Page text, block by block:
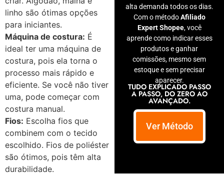
linho são ótimas opções
para iniciantes.
Máquina de costura: É
ideal ter uma máquina de
costura, pois ela torna o
processo mais rápido e
eficiente. Se você não tiver
uma, pode começar com
costura manual.
Fios: Escolha fios que
combinem com o tecido
escolhido. Fios de poliéster
são ótimos, pois têm alta
durabilidade.
alta demanda todos os dias.
Com o métodoAfiliado
Expert Shopee, você
aprende como indicar esses
produtos e ganhar
comissões, mesmo sem
estoque e sem precisar
aparecer.
TUDO EXPLICADO PASSO
A PASSO, DO ZERO AO
AVANÇADO.
Ver Método